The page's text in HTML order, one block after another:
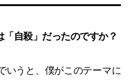
「自殺」だったのですか？
いうと、僕がこのテーマに